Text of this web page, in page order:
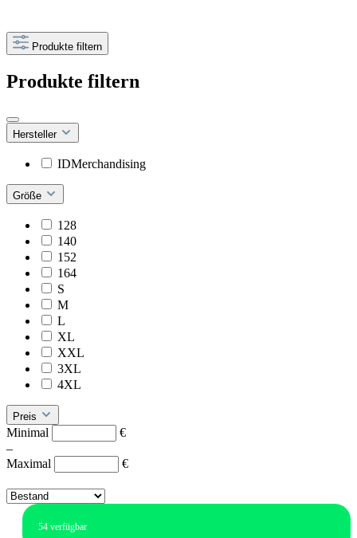
Produkte filtern
Produkte filtern
Hersteller
IDMerchandising
Größe
128
140
152
164
S
M
L
XL
XXL
3XL
4XL
Preis
Minimal
€
–
Maximal
€
54 verfügbar